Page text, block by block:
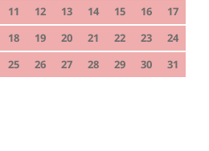
11
12 13 14 15 16
17
18
19 20 21 22 23
24
25
26 27 28 29 30 31